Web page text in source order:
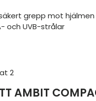
grepp mot
och UVB-strålar
2
AMBIT